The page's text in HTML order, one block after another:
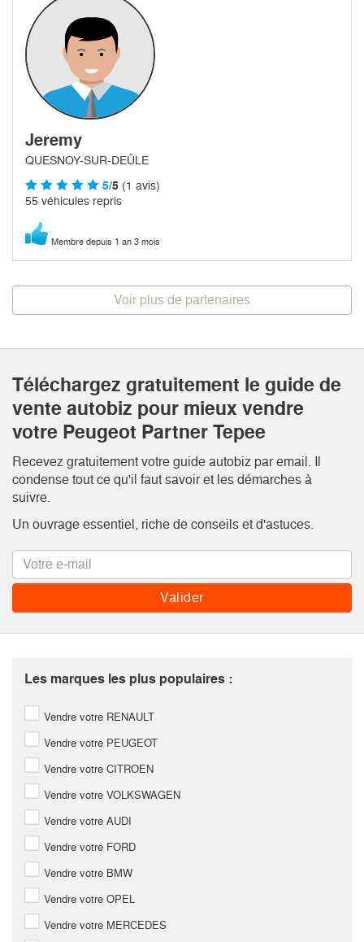
Jeremy
QUESNOY-SUR-DEÛLE
5/5 (1 avis)
55 véhicules repris
Membre depuis 1 an 3 mois
Voir plus de partenaires
Téléchargez gratuitement le guide de
vente autobiz pour mieux vendre
votre Peugeot Partner Tepee
Recevez gratuitement votre guide autobiz par email. Il
condense tout ce qu'il faut savoir et les démarches à
suivre.
Un ouvrage essentiel, riche de conseils et d'astuces.
Les marques les plus populaires :
Vendre votre RENAULT
Vendre votre PEUGEOT
Vendre votre CITROEN
Vendre votre VOLKSWAGEN
Vendre votre AUDI
Vendre votre FORD
Vendre votre BMW
Vendre votre OPEL
Vendre votre MERCEDES